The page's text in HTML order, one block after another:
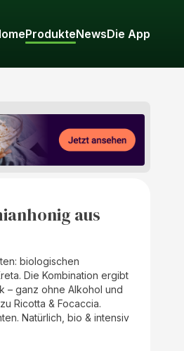
ProdukteNewsDie App
aus
biologischen
Die Kombination ergibt
– ganz ohne Alkohol und
Ricotta & Focaccia.
Natürlich, bio & intensiv